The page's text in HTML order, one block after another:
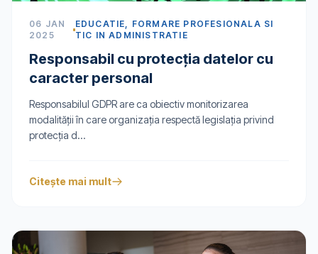
06 JAN
2025
EDUCATIE, FORMARE PROFESIONALA SI
TIC IN ADMINISTRATIE
Responsabil cu protecția datelor cu
caracter personal
Responsabilul GDPR are ca obiectiv monitorizarea
modalităţii în care organizaţia respectă legislaţia privind
protecţia d...
Citește mai mult